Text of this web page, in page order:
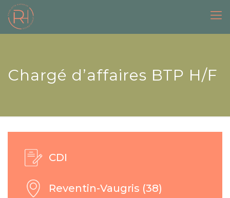
Chargé d’affaires BTP H/F
CDI
Reventin-Vaugris (38)